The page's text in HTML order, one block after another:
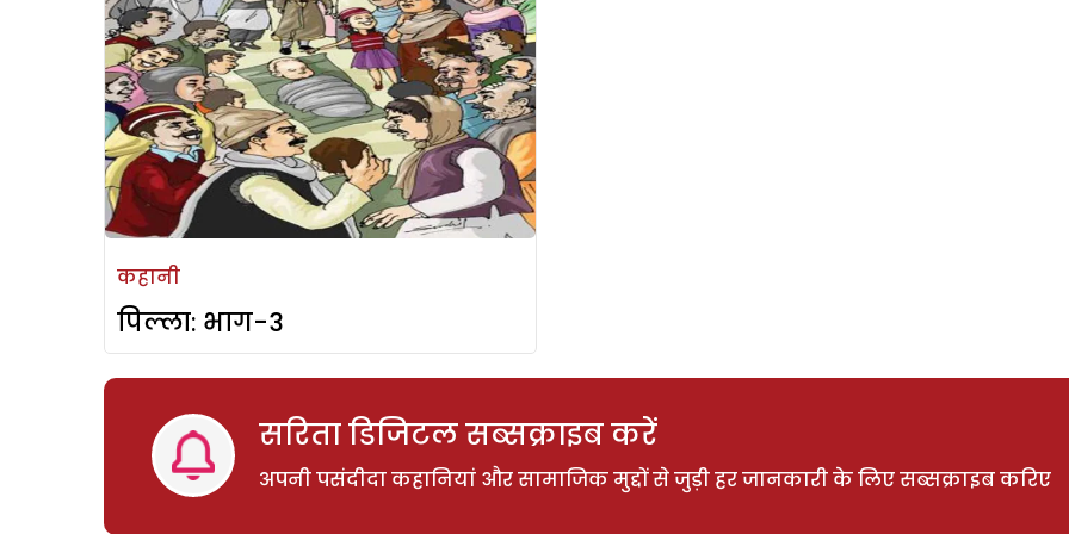
कहानी
पिल्ला: भाग-3
सरिता डिजिटल सब्सक्राइब करें
अपनी पसंदीदा कहानियां और सामाजिक मुद्दों से जुड़ी हर जानकारी के लिए सब्सक्राइब करिए